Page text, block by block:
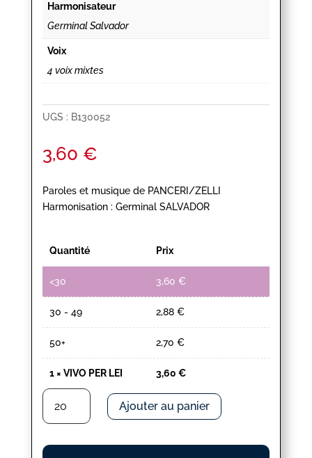
Harmonisateur
Germinal Salvador
Voix
4 voix mixtes
UGS : B130052
3,60 €
Paroles et musique de PANCERI/ZELLI
Harmonisation : Germinal SALVADOR
Quantité Prix
<30 3,60 €
30 - 49 2,88 €
50+ 2,70 €
1× VIVO PER LEI 3,60 €
quantité
VIVO
PER
Ajouter au panier